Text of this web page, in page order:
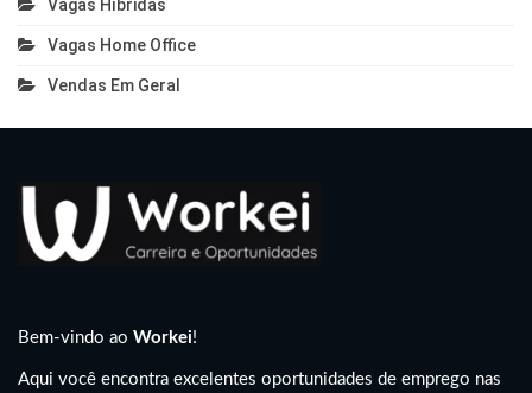
Vagas Híbridas
Vagas Home Office
Vendas Em Geral
Bem-vindo ao Workei!
Aqui você encontra excelentes oportunidades de emprego nas